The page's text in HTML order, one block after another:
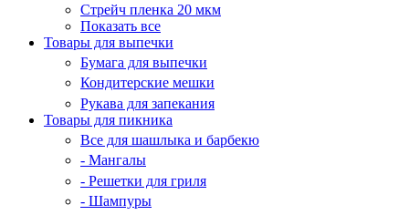
Стрейч пленка 20 мкм
Показать все
Товары для выпечки
Бумага для выпечки
Кондитерские мешки
Рукава для запекания
Товары для пикника
Все для шашлыка и барбекю
- Мангалы
- Решетки для гриля
- Шампуры